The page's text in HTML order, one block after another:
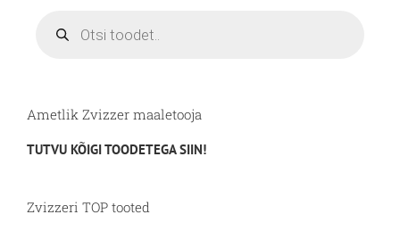
search
Ametlik Zvizzer maaletooja
TUTVU KÕIGI TOODETEGA SIIN!
Zvizzeri TOP tooted